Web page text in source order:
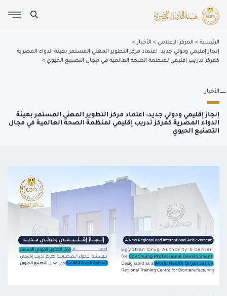
الرئيسية المركز الإعلامي
الأخبار
إنجاز إقليمي ودولي جديد: اعتماد مركز التطوير المهني المستمر بهيئة الدواء المصرية
كمركز تدريب إقليمي لمنظمة الصحة العالمية في مجال التصنيع الحيوي
الأخبار
إنجاز إقليمي ودولي جديد: اعتماد مركز التطوير المهني المستمر بهيئة
الدواء المصرية كمركز تدريب إقليمي لمنظمة الصحة العالمية في مجال
التصنيع الحيوي